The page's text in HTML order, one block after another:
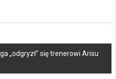
„odgryzł” się trenerowi Arisu